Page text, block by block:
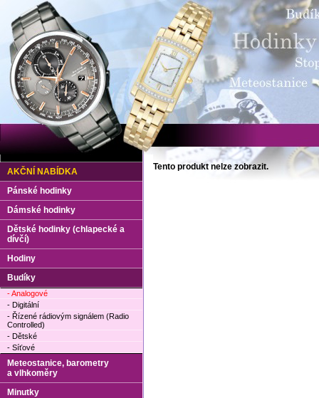
Tento produkt nelze zobrazit.
AKČNÍ NABÍDKA
Pánské hodinky
Dámské hodinky
Dětské hodinky (chlapecké a
dívčí)
Hodiny
Budíky
- Analogové
- Digitální
- Řízené rádiovým signálem (Radio
Controlled)
- Dětské
- Síťové
Meteostanice, barometry
a vlhkoměry
Minutky